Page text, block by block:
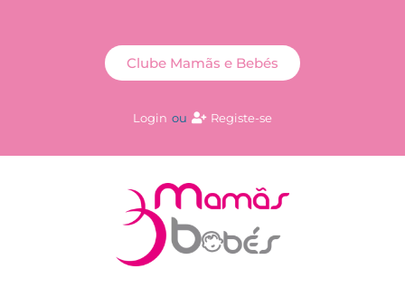
Login ou Registe-se
Clube Mamãs e Bebés